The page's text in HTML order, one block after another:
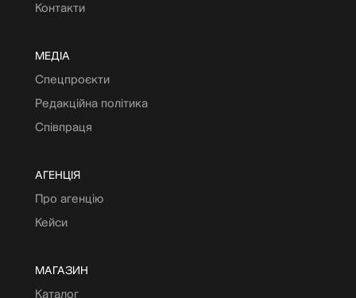
Контакти
МЕДІА
Спецпроєкти
Редакційна політика
Співпраця
АГЕНЦІЯ
Про агенцію
Кейси
МАГАЗИН
Каталог